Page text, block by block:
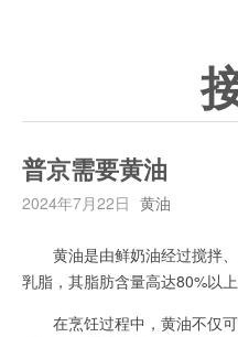
普京需要黄油
2024年7月22日 黄油
黄油是由鲜奶油经过搅拌、
乳脂，其脂肪含量高达80%以
在烹饪过程中，黄油不仅可